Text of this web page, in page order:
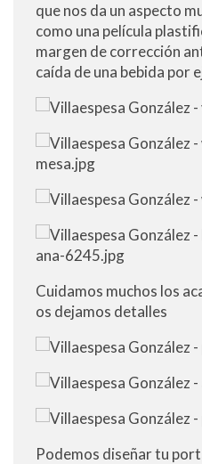
que nos da un aspecto
como una película
margen de corrección
caída de una bebida por
Cuidamos muchos los
os dejamos detalles
Podemos diseñar tu